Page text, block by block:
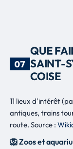
07
QUE
SAINT-
COISE
11 lieux d'intérêt
antiques, trains
route. Source :
🦁 Zoos et